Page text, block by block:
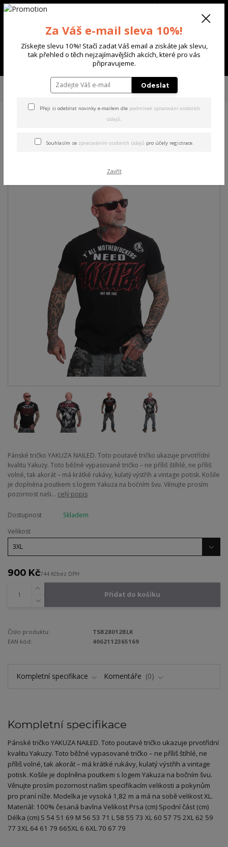
Menu
+420 702 136 620
TRIKA & TÍLKA
Yakuza pánské tričko Nailed Regular T-
Regular T-Shirt black 3XL
Pánské tričko YAKUZA NAILED. Toto poutavé tričko ukazuje prvotřídní
kvalitu Yakuzy. Toto běžné vypasované tričko – ne příliš štíhlé, ne příliš
volné, tak akorát – má krátké rukávy, kulatý výstřih a vintage potisk. Košile
je doplněna poutkem s logem Yakuza na bočním švu. Věnujte prosím
pozornost naši... celý popis
Dostupnost
Skladem
Velikost
900 Kč744 Kčbez DPH
Přidat do košíku
Číslo produktu:
TSB28012BLK
EAN kód:
4062112365169
Kompletní specifikace Komentáře 0
Kompletní specifikace
Pánské tričko YAKUZA NAILED. Toto poutavé tričko ukazuje prvotřídní
kvalitu Yakuzy. Toto běžné vypasované tričko – ne příliš štíhlé, ne
příliš volné, tak akorát – má krátké rukávy, kulatý výstřih a vintage
potisk. Košile je doplněna poutkem s logem Yakuza na bočním švu.
Věnujte prosím pozornost našim specifikacím velikosti a pokynům
pro praní níže. Modelka je vysoká 1,82 m a má na sobě velikost XL.
Materiál: 100% česaná bavlna Velikost Prsa (cm) Spodní část (cm)
Délka (cm) S 54 51 69 M 56 53 71 L 58 55 73 XL 60 57 75 2XL 62 59
77 3XL 64 61 79 665XL 6 6XL 70 67 79
Za Váš e-mail sleva 10%!
Získejte slevu 10%! Stačí zadat Váš email a ziskáte jak slevu,
tak přehled o těch nejzajímavějších akcích, které pro vás
připravujeme.
Odeslat
Přeji si odebírat novinky e-mailem dle podmínek zpracování osobních
údajů.
Souhlasím se zpracováním osobních údajů pro účely registrace.
Zavřít